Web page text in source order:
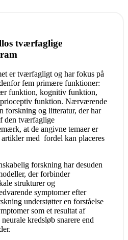
tværfaglige
er tværfagligt og har fokus på
fem primære funktioner:
funktion, kognitiv funktion,
funktion. Nærværende
forskning og litteratur, der har
den tværfaglige
at de angivne temaer er
med fordel kan placeres
forskning har desuden
der forbinder
strukturer og
symptomer efter
understøtter en forståelse
som et resultat af
kredsløb snarere end